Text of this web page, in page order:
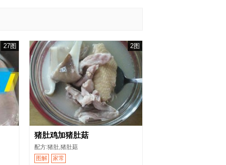
27图 2图
猪肚鸡加猪肚菇
配方:猪肚,猪肚菇
图解
家常